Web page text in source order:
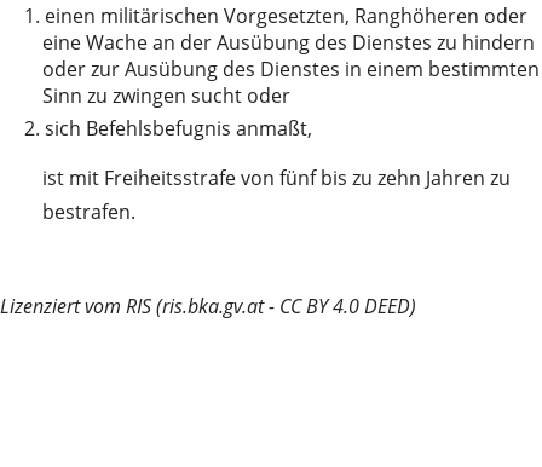
1. einen militärischen Vorgesetzten, Ranghöheren oder
eine Wache an der Ausübung des Dienstes zu hindern
oder zur Ausübung des Dienstes in einem bestimmten
Sinn zu zwingen sucht oder
2. sich Befehlsbefugnis anmaßt,
ist mit Freiheitsstrafe von fünf bis zu zehn Jahren zu
bestrafen.
Lizenziert vom RIS (ris.bka.gv.at - CC BY 4.0 DEED)